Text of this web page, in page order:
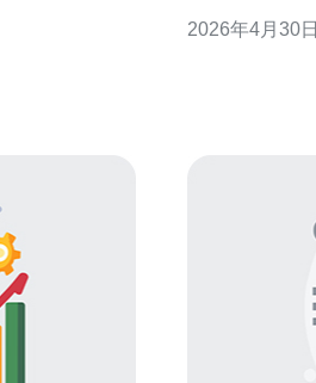
服务提供
制端口）。 2. 列清单与迁移策略选择小分段：列出应用、
2026年4月30日